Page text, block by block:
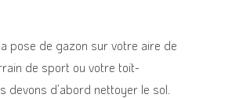
pose de gazon sur votre aire de
de sport ou votre toit-
devons d’abord nettoyer le sol.